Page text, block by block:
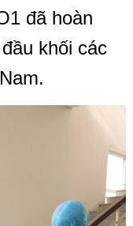
đã hoàn
khối các